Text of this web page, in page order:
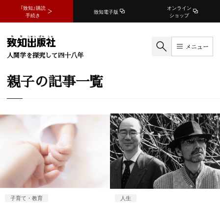
『致知』購読
手続き
致知電子版
オンライン
ショップ
人間学を探究して四十八年
メニュー
親子の記事一覧
子育て・教育 人生